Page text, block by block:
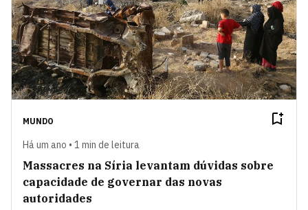
MUNDO
Há um ano • 1 min de leitura
Massacres na Síria levantam dúvidas sobre
capacidade de governar das novas
autoridades